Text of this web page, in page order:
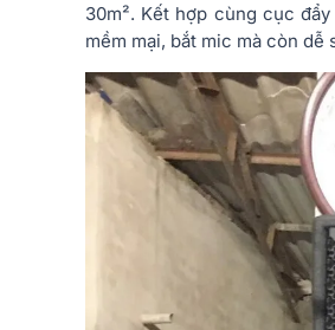
30m². Kết hợp cùng cục đẩy
mềm mại, bắt mic mà còn